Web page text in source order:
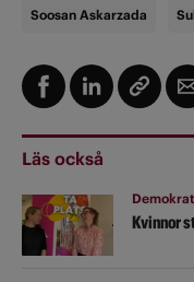
Soosan Askarzada
Läs också
Kvinnor